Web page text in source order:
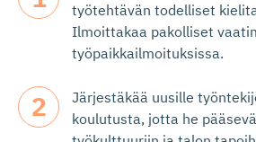
työtehtävän todelliset
Ilmoittakaa pakolliset
työpaikkailmoituksissa.
Järjestäkää uusille
koulutusta, jotta he